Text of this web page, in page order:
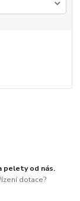
pelety od nás.
dotace?